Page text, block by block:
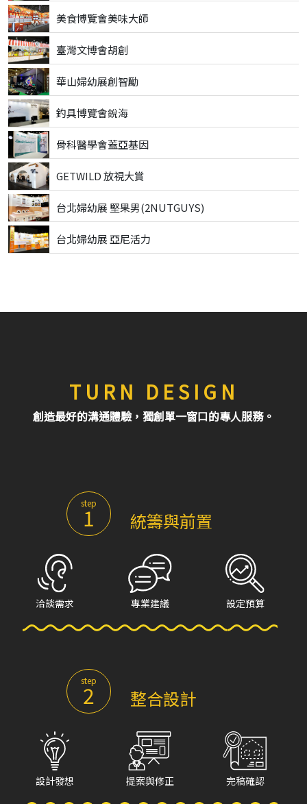
美食博覽會美味大師
臺灣文博會胡創
華山婦幼展創智勵
釣具博覽會銳海
骨科醫學會蓋亞基因
GETWILD 放視大賞
台北婦幼展 堅果男(2NUTGUYS)
台北婦幼展 亞尼活力
TURN DESIGN
創造最好的溝通體驗，獨創單一窗口的專人服務。
step
1 統籌與前置
洽談需求 專業建議 設定預算
step
2 整合設計
設計發想 提案與修正 完稿確認